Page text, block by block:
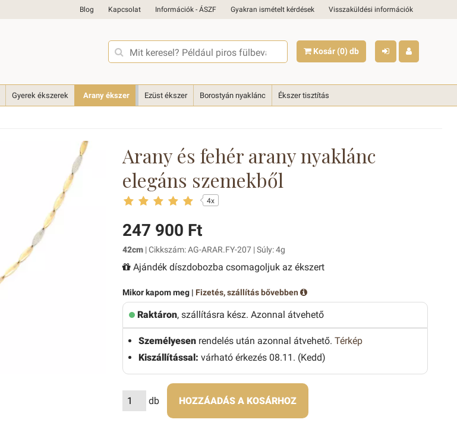
Blog Kapcsolat Információk - ÁSZF Gyakran ismételt kérdések Visszaküldési információk
Kosár (0) db
Gyerek ékszerek Arany ékszer Ezüst ékszer Borostyán nyaklánc Ékszer tisztítás
Arany és fehér arany nyaklánc
elegáns szemekből
4x
247 900 Ft
42cm| Cikkszám: AG-ARAR.FY-207 | Súly: 4g
Ajándék díszdobozba csomagoljuk az ékszert
Mikor kapom meg | Fizetés, szállítás bővebben
Raktáron, szállításra kész. Azonnal átvehető
Személyesenrendelés után azonnal átvehető. Térkép
Kiszállítással: várható érkezés 08.11. (Kedd)
db HOZZÁADÁS A KOSÁRHOZ